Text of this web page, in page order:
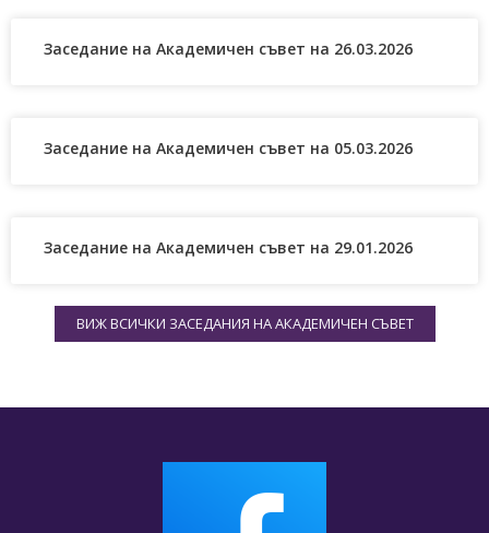
Заседание на Академичен съвет на 26.03.2026
Заседание на Академичен съвет на 05.03.2026
Заседание на Академичен съвет на 29.01.2026
ВИЖ ВСИЧКИ ЗАСЕДАНИЯ НА АКАДЕМИЧЕН СЪВЕТ